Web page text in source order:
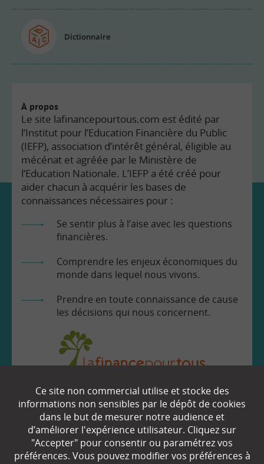
Dictionnaire
À propos
Le site lafinancepourtous.com est édité par
l’Institut pour l’Education Financière du Public
(IEFP), association d’intérêt général, éligible au
mécénat et agréée par le Ministère de
l’Education Nationale. L’IEFP a été créé pour
aider chacun à acquérir les bases de
connaissances nécessaires pour :
Se sentir plus à l’aise avec les questions
financières.
Comprendre les enjeux économiques du
monde dans lequel nous vivons.
Prendre en toute connaissance de cause
les décisions qui nous concernent.
EN SAVOIR
Qui sommes-nous ?
Ce site non commercial utilise et stocke des
informations non sensibles par le dépôt de cookies
dans le but de mesurer notre audience et
d’améliorer l'expérience utilisateur. Cliquez sur
"Accepter" pour consentir ou paramétrez vos
préférences. Vous pouvez modifier vos préférences à